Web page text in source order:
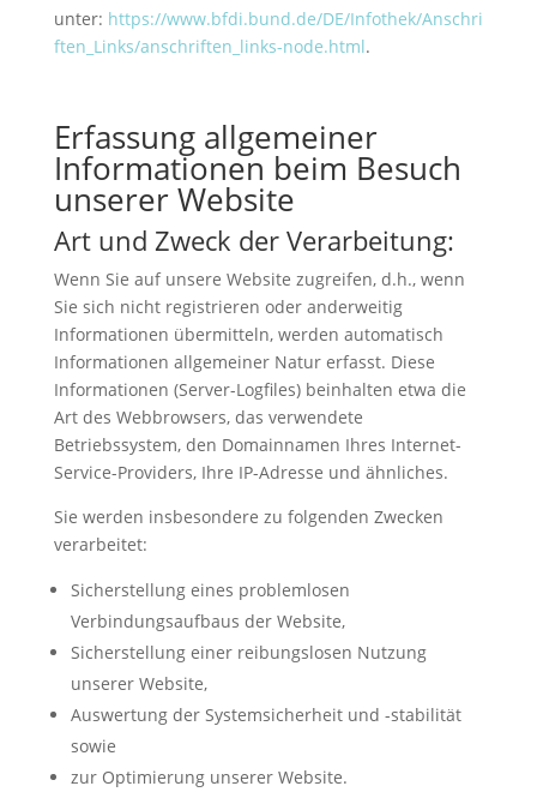
unter: https://www.bfdi.bund.de/DE/Infothek/Anschri
ften_Links/anschriften_links-node.html.
Erfassung allgemeiner
Informationen beim Besuch
unserer Website
Art und Zweck der Verarbeitung:
Wenn Sie auf unsere Website zugreifen, d.h., wenn
Sie sich nicht registrieren oder anderweitig
Informationen übermitteln, werden automatisch
Informationen allgemeiner Natur erfasst. Diese
Informationen (Server-Logfiles) beinhalten etwa die
Art des Webbrowsers, das verwendete
Betriebssystem, den Domainnamen Ihres Internet-
Service-Providers, Ihre IP-Adresse und ähnliches.
Sie werden insbesondere zu folgenden Zwecken
verarbeitet:
Sicherstellung eines problemlosen
Verbindungsaufbaus der Website,
Sicherstellung einer reibungslosen Nutzung
unserer Website,
Auswertung der Systemsicherheit und -stabilität
sowie
zur Optimierung unserer Website.